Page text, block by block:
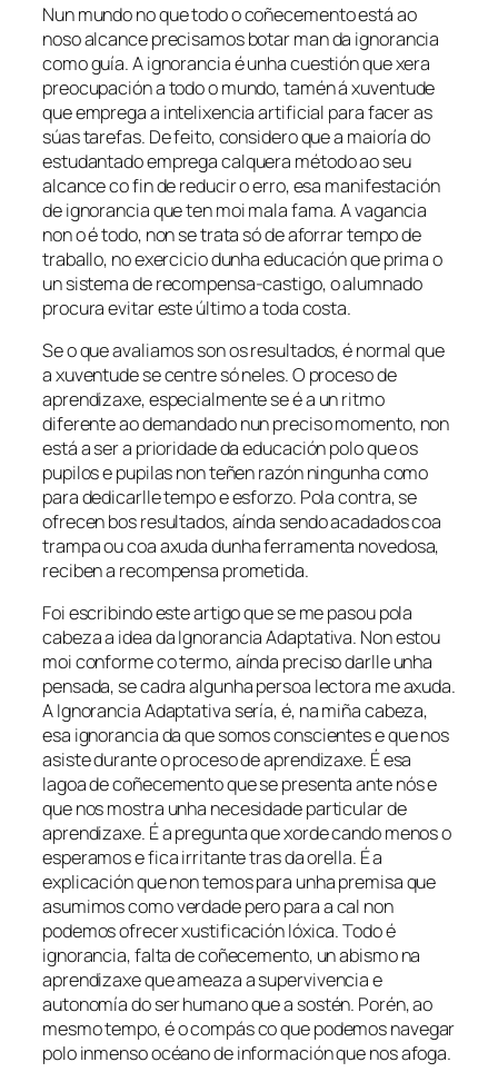
Nun mundo no que todo o coñecemento está ao
noso alcance precisamos botar man da ignorancia
como guía. A ignorancia é unha cuestión que xera
preocupación a todo o mundo, tamén á xuventude
que emprega a intelixencia artificial para facer as
súas tarefas. De feito, considero que a maioría do
estudantado emprega calquera método ao seu
alcance co fin de reducir o erro, esa manifestación
de ignorancia que ten moi mala fama. A vagancia
non o é todo, non se trata só de aforrar tempo de
traballo, no exercicio dunha educación que prima o
un sistema de recompensa-castigo, o alumnado
procura evitar este último a toda costa.
Se o que avaliamos son os resultados, é normal que
a xuventude se centre só neles. O proceso de
aprendizaxe, especialmente se é a un ritmo
diferente ao demandado nun preciso momento, non
está a ser a prioridade da educación polo que os
pupilos e pupilas non teñen razón ningunha como
para dedicarlle tempo e esforzo. Pola contra, se
ofrecen bos resultados, aínda sendo acadados coa
trampa ou coa axuda dunha ferramenta novedosa,
reciben a recompensa prometida.
Foi escribindo este artigo que se me pasou pola
cabeza a idea daIgnorancia Adaptativa. Non estou
moi conforme co termo, aínda preciso darlle unha
pensada, se cadra algunha persoa lectora me axuda.
AIgnorancia Adaptativa sería, é, na miña cabeza,
esa ignorancia da que somos conscientes e que nos
asiste durante o proceso de aprendizaxe. É esa
lagoa de coñecemento que se presenta ante nós e
que nos mostra unha necesidade particular de
aprendizaxe. É a pregunta que xorde cando menos o
esperamos e fica irritante tras da orella. É a
explicación que non temos para unha premisa que
asumimos como verdade pero para a cal non
podemos ofrecer xustificación lóxica. Todo é
ignorancia, falta de coñecemento, un abismo na
aprendizaxe que ameaza a supervivencia e
autonomía do ser humano que a sostén. Porén, ao
mesmo tempo, é o compás co que podemos navegar
polo inmenso océano de información que nos afoga.